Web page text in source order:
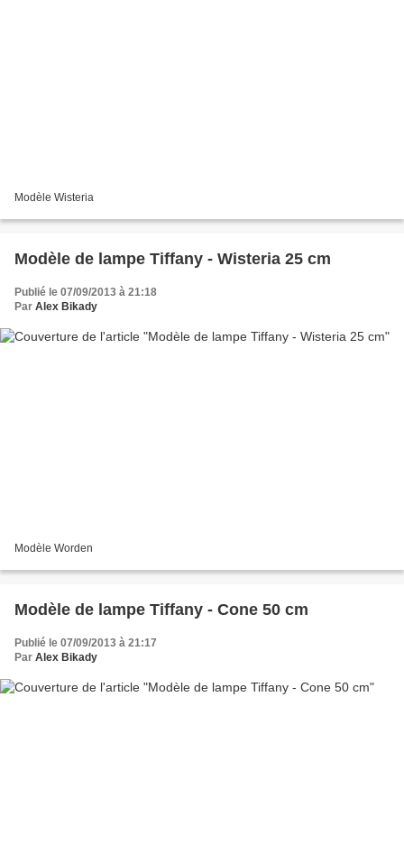
Modèle Wisteria
Modèle de lampe Tiffany - Wisteria 25 cm
Publié le 07/09/2013 à 21:18
Par Alex Bikady
Modèle Worden
Modèle de lampe Tiffany - Cone 50 cm
Publié le 07/09/2013 à 21:17
Par Alex Bikady